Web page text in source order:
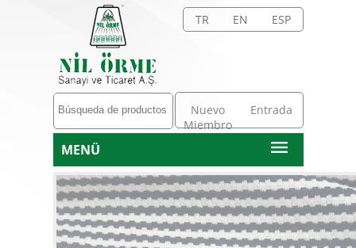
TR EN ESP
Nuevo
Miembro
Entrada
MENÜ